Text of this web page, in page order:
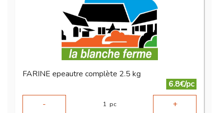
FARINE epeautre complète 2.5 kg
6.8€/pc
-
1 pc +